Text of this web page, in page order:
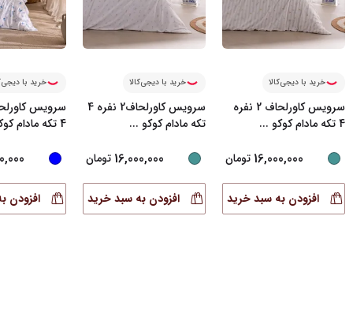
خرید با دیجی‌کالا
سرویس کاورلحاف 2 نفره
4 تکه مادام کوکو
...
16,000,000 تومان
افزودن به سبد خرید
خرید با دیجی‌کالا
سرویس کاورلحاف2 نفره 4
تکه مادام کوکو ...
16,000,000 تومان
افزودن به سبد خرید
خرید با
4 تکه مادام کوکو
افزودن